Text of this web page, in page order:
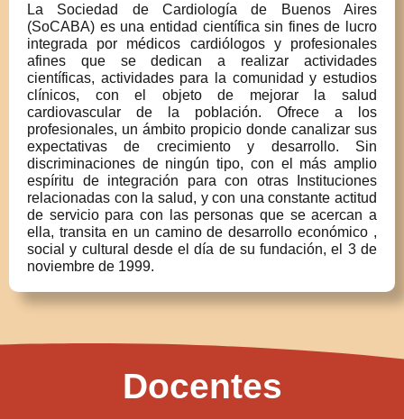
La Sociedad de Cardiología de Buenos Aires
(SoCABA) es una entidad científica sin fines de lucro
integrada por médicos cardiólogos y profesionales
afines que se dedican a realizar actividades
científicas, actividades para la comunidad y estudios
clínicos, con el objeto de mejorar la salud
cardiovascular de la población. Ofrece a los
profesionales, un ámbito propicio donde canalizar sus
expectativas de crecimiento y desarrollo. Sin
discriminaciones de ningún tipo, con el más amplio
espíritu de integración para con otras Instituciones
relacionadas con la salud, y con una constante actitud
de servicio para con las personas que se acercan a
ella, transita en un camino de desarrollo económico ,
social y cultural desde el día de su fundación, el 3 de
noviembre de 1999.
Docentes